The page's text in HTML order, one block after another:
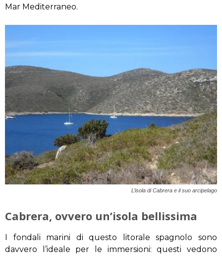
Mar Mediterraneo.
L’isola di Cabrera e il suo arcipelago
Cabrera, ovvero un’isola bellissima
I fondali marini di questo litorale spagnolo sono
davvero l’ideale per le immersioni: questi vedono